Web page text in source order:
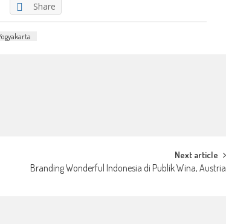
Share
Next article
Branding Wonderful Indonesia di Publik Wina, Austria